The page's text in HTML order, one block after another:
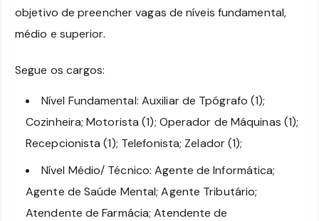
objetivo de preencher vagas de níveis fundamental,
médio e superior.
Segue os cargos:
Nível Fundamental: Auxiliar de Tpógrafo (1);
Cozinheira; Motorista (1); Operador de Máquinas (1);
Recepcionista (1); Telefonista; Zelador (1);
Nível Médio/ Técnico: Agente de Informática;
Agente de Saúde Mental; Agente Tributário;
Atendente de Farmácia; Atendente de